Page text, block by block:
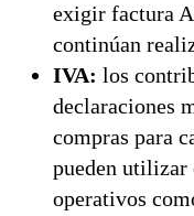
exigir factura
continúan
IVA: los
declaraciones
compras para
pueden utilizar
operativos